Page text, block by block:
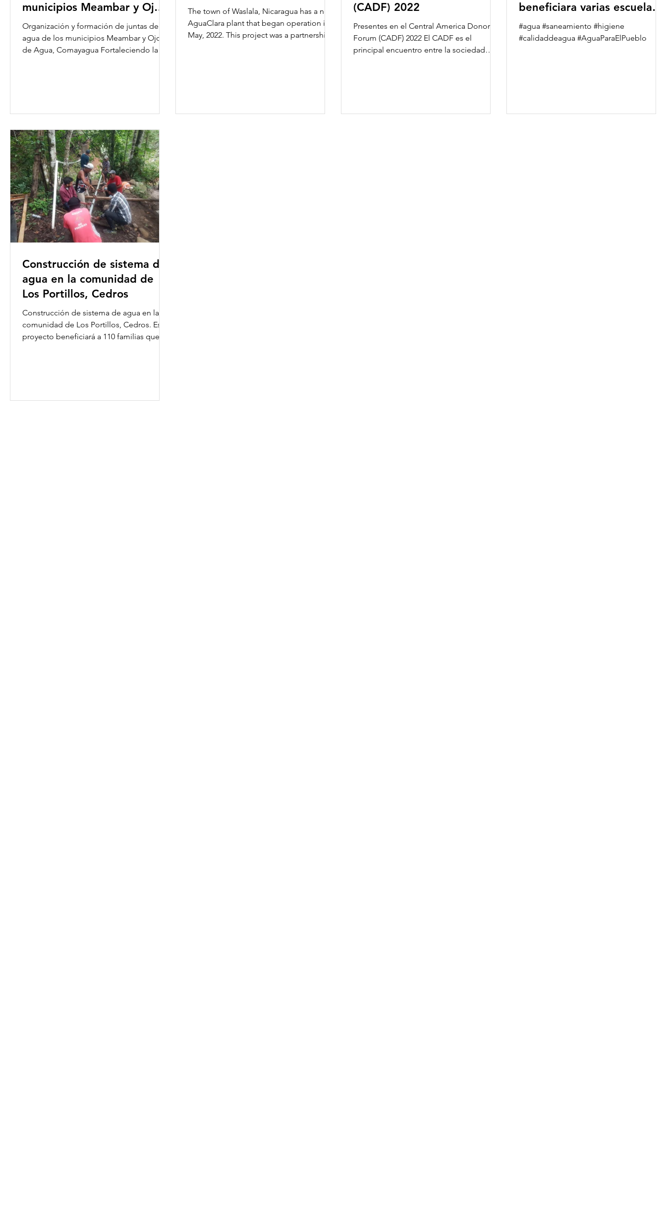
municipios Meambar y Ojos
de Agua, Comayagua
Organización y formación de juntas de
agua de los municipios Meambar y Ojos
de Agua, Comayagua Fortaleciendo la
The town of Waslala, Nicaragua has a new
AguaClara plant that began operation in
May, 2022. This project was a partnership
(CADF) 2022
Presentes en el Central America Donors
Forum (CADF) 2022 El CADF es el
principal encuentro entre la sociedad
beneficiara varias escuelas
de Francisco Morazan!
#agua #saneamiento #higiene
#calidaddeagua #AguaParaElPueblo
Construcción de sistema de
agua en la comunidad de
Los Portillos, Cedros
Construcción de sistema de agua en la
comunidad de Los Portillos, Cedros. Este
proyecto beneficiará a 110 familias que